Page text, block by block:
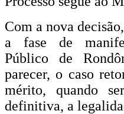
Com a nova
a fase de
Público de
parecer, o caso
mérito, quando
definitiva, a